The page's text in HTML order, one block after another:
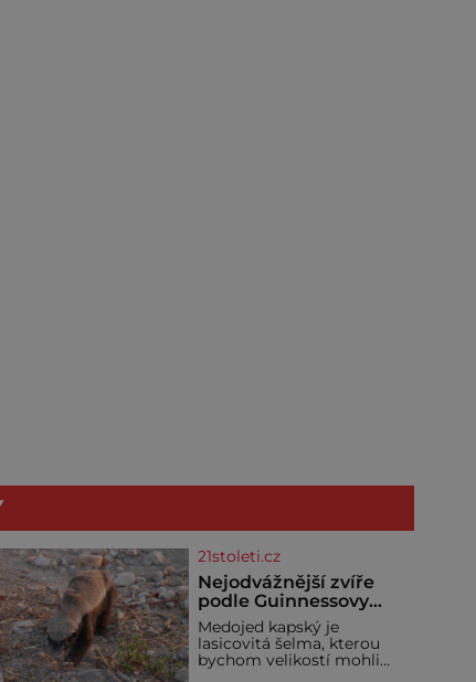
21stoleti.cz
Nejodvážnější zvíře
podle Guinnessovy
knihy rekordů?
Šelmička s pruhem na
hřbetě!
Medojed kapský je
lasicovitá šelma, kterou
bychom velikostí mohli